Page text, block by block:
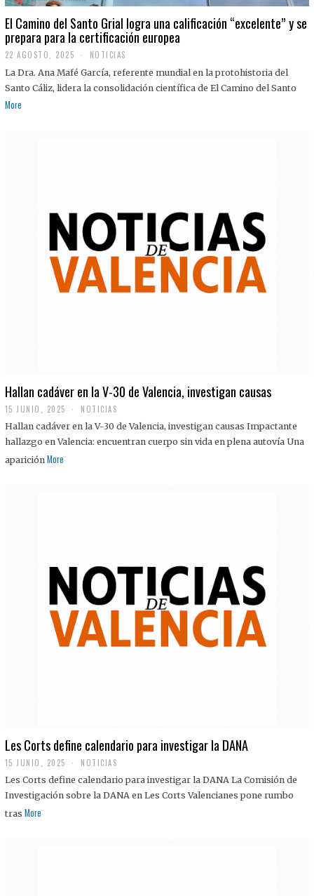
El Camino del Santo Grial logra una calificación “excelente” y se
prepara para la certificación europea
22 AGOSTO, 2025
2
A
G
NOTICIAS
La Dra. Ana Mafé García, referente mundial en la protohistoria del
Santo Cáliz, lidera la consolidación científica de El Camino del Santo
More
Hallan cadáver en la V-30 de Valencia, investigan causas
15 JUNIO, 2025 NOTICIAS
Hallan cadáver en la V-30 de Valencia, investigan causas Impactante
hallazgo en Valencia: encuentran cuerpo sin vida en plena autovía Una
aparición More
Les Corts define calendario para investigar la DANA
15 JUNIO, 2025 NOTICIAS
Les Corts define calendario para investigar la DANA La Comisión de
Investigación sobre la DANA en Les Corts Valencianes pone rumbo
tras More